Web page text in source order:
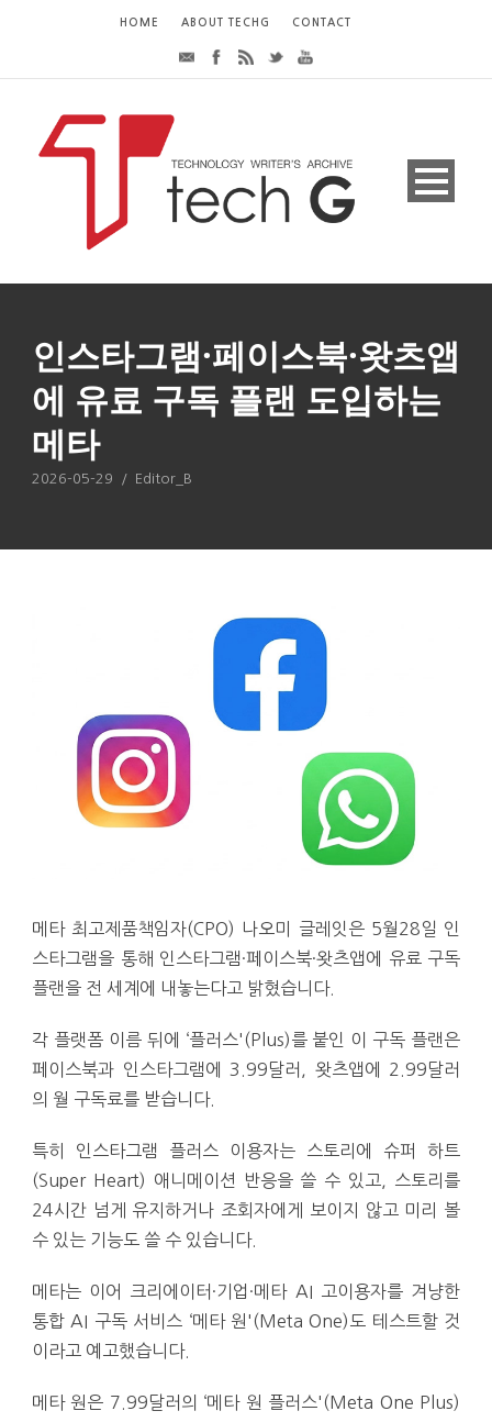
HOME ABOUT TECHG CONTACT
인스타그램·페이스북·왓츠앱
에 유료 구독 플랜 도입하는
메타
2026-05-29 / Editor_B
메타 최고제품책임자(CPO) 나오미 글레잇은 5월28일 인
스타그램을 통해 인스타그램·페이스북·왓츠앱에 유료 구독
플랜을 전 세계에 내놓는다고 밝혔습니다.
각 플랫폼 이름 뒤에 ‘플러스'(Plus)를 붙인 이 구독 플랜은
페이스북과 인스타그램에 3.99달러, 왓츠앱에 2.99달러
의 월 구독료를 받습니다.
특히 인스타그램 플러스 이용자는 스토리에 슈퍼 하트
(Super Heart) 애니메이션 반응을 쓸 수 있고, 스토리를
24시간 넘게 유지하거나 조회자에게 보이지 않고 미리 볼
수 있는 기능도 쓸 수 있습니다.
메타는 이어 크리에이터·기업·메타 AI 고이용자를 겨냥한
통합 AI 구독 서비스 ‘메타 원'(Meta One)도 테스트할 것
이라고 예고했습니다.
메타 원은 7.99달러의 ‘메타 원 플러스'(Meta One Plus)